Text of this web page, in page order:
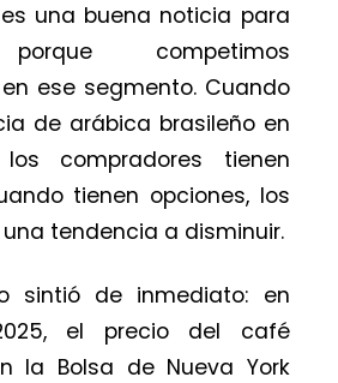
una buena noticia para
competimos
ese segmento. Cuando
de arábica brasileño en
compradores tienen
tienen opciones, los
tendencia a disminuir.
sintió de inmediato: en
el precio del café
la Bolsa de Nueva York